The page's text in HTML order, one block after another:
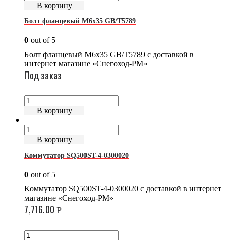
В корзину
Болт фланцевый М6х35 GB/T5789
0 out of 5
Болт фланцевый М6х35 GB/T5789 с доставкой в
интернет магазине «Снегоход-РМ»
Под заказ
В корзину
В корзину
Коммутатор SQ500ST-4-0300020
0 out of 5
Коммутатор SQ500ST-4-0300020 с доставкой в интернет
магазине «Снегоход-РМ»
7,716.00 Р